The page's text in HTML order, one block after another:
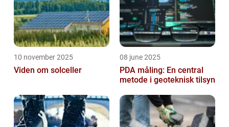
10 november 2025
Viden om solceller
08 june 2025
PDA måling: En central
metode i geoteknisk tilsyn